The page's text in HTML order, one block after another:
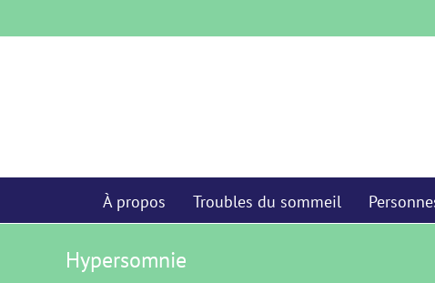
À propos Troubles du sommeil
Hypersomnie